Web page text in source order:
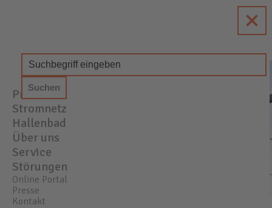
enewa
Online Portal
Presse
Kontakt
Produkte
Stromnetz
Hallenbad
Über uns
Service
Störungen